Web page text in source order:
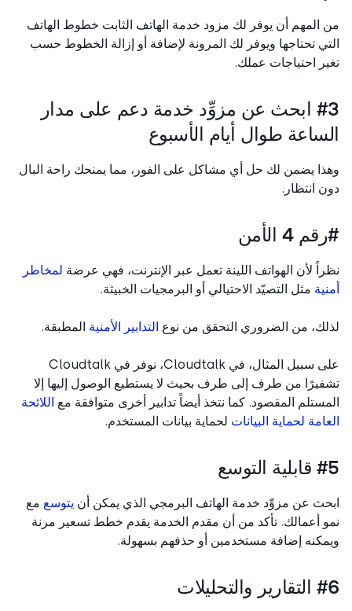
المهم أن يوفر لك مزود خدمة الهاتف الثابت خطوط الهاتف
تحتاجها ويوفر لك المرونة لإضافة أو إزالة الخطوط حسب
احتياجات عملك.
#3 ابحث عن مزوِّد خدمة دعم على مدار
طوال أيام الأسبوع
يضمن لك حل أي مشاكل على الفور، مما يمنحك راحة البال
انتظار.
4 الأمن
لأن الهواتف اللينة تعمل عبر الإنترنت، فهي عرضة لمخاطر
مثل التصيّد الاحتيالي أو البرمجيات الخبيثة.
من الضروري التحقق من نوعالتدابير الأمنيةالمطبقة.
على سبيل المثال، في Cloudtalk، نوفر في Cloudtalk
من طرف إلى طرف بحيث لا يستطيع الوصول إليها إلا
المقصود. كما نتخذ أيضاً تدابير أخرى متوافقة معاللائحة
لحماية البياناتلحماية بيانات المستخدم.
عن مزوِّد خدمة الهاتف البرمجي الذي يمكن أنيتوسعمع
أعمالك. تأكد من أن مقدم الخدمة يقدم خطط تسعير مرنة
إضافة مستخدمين أو حذفهم بسهولة.